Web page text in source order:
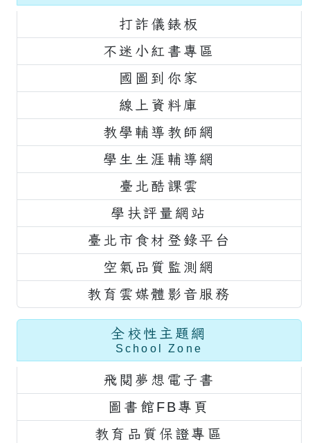
打詐儀錶板
不迷小紅書專區
國圖到你家
線上資料庫
教學輔導教師網
學生生涯輔導網
臺北酷課雲
學扶評量網站
臺北市食材登錄平台
空氣品質監測網
教育雲媒體影音服務
全校性主題網
School Zone
飛閱夢想電子書
圖書館FB專頁
教育品質保證專區